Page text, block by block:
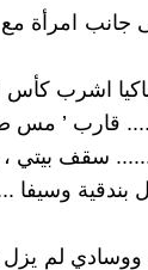
جانب امرأة
اشرب كأس
قارب ’ مس
سقف بيتي ،
بندقية وسيفا
لم